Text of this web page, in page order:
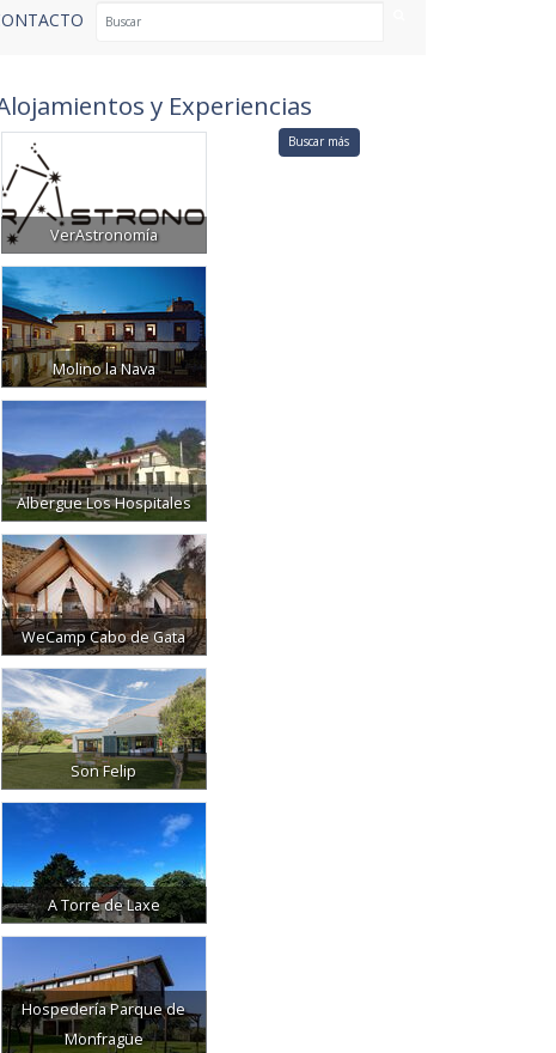
y Experiencias
VerAstronomía
Molino la Nava
Albergue Los Hospitales
WeCamp Cabo de Gata
Son Felip
A Torre de Laxe
Hospedería Parque de
Monfragüe
Buscar más